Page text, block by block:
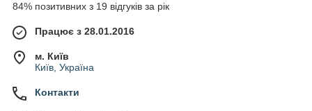
84% позитивних з 19 відгуків за рік
Працює з 28.01.2016
м. Київ
Київ, Україна
Контакти